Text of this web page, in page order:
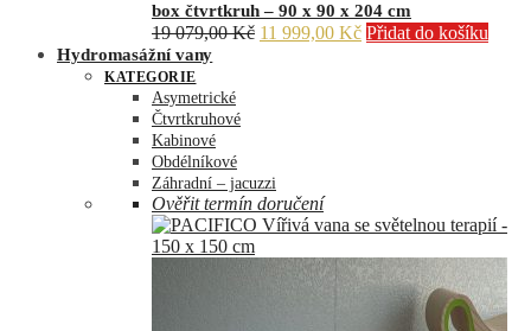
box čtvrtkruh – 90 x 90 x 204 cm
19 079,00Kč Původní
11 999,00 KčAktuální
Přidat do košíku
Hydromasážní vany
KATEGORIE
Asymetrické
Čtvrtkruhové
Kabinové
Obdélníkové
Záhradní – jacuzzi
Ověřit termín doručení